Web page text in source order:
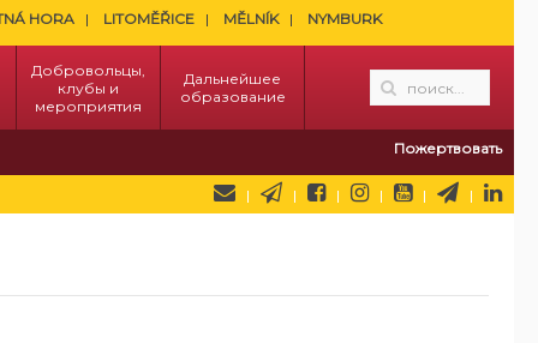
HORA LITOMĚŘICE MĚLNÍK NYMBURK
Добровольцы,
клубы и
мероприятия
Дальнейшее
образование
Пожертвовать